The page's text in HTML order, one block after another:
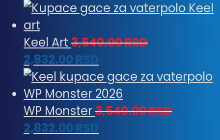
Keel Art 3,540.00RSD
2,832.00 RSD
WP Monster3,540.00RSD
2,832.00 RSD